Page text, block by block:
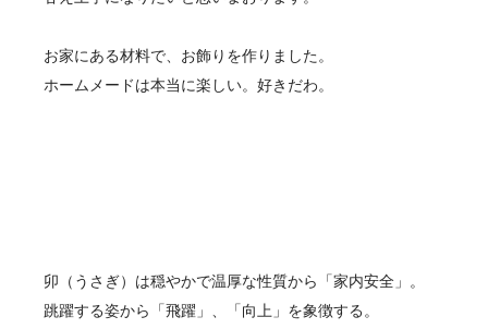
お家にある材料で、お飾りを作りました。
ホームメードは本当に楽しい。好きだわ。
卯（うさぎ）は穏やかで温厚な性質から「家内安全」。
跳躍する姿から「飛躍」、「向上」を象徴する。